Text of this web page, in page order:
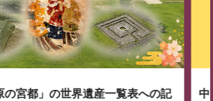
の宮都」の世界遺産一覧表への記
中